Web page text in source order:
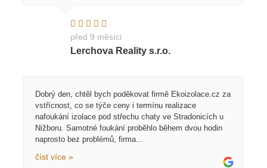
před 9 měsíci
Lerchova Reality s.r.o.
Dobrý den, chtěl bych poděkovat firmě Ekoizolace.cz za
vstřícnost, co se týče ceny i termínu realizace
nafoukání izolace pod střechu chaty ve Stradonicích u
Nižboru. Samotné foukání proběhlo během dvou hodin
naprosto bez problémů, firma...
číst více »